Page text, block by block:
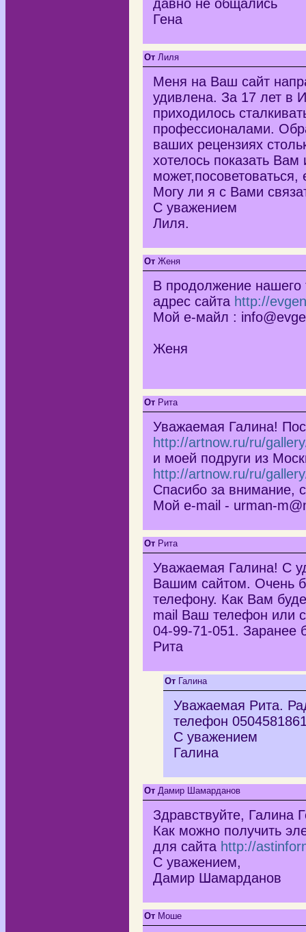
давно не общались
Гена
От Лиля
Меня на Ваш сайт
удивлена. За 17 лет в
приходилось
профессионалами.
ваших рецензиях
хотелось показать
Могу ли я с Вами
С уважением
Лиля.
От Женя
В продолжение нашего
адрес сайта http://
Мой е-майл :
Женя
От Рита
Уважаемая Галина!
http://artnow.ru/ru/
и моей подруги из
http://artnow.ru/ru/
Спасибо за внимание,
Мой e-mail - urman-
От Рита
Уважаемая Галина! С
Вашим сайтом. Очень
телефону. Как Вам
mail Ваш телефон или
04-99-71-051. Заранее
Рита
От Галина
Уважаемая Рита.
телефон
С уважением
Галина
От Дамир Шамарданов
Здравствуйте, Галина
Как можно получить
для сайта http://
С уважением,
Дамир Шамарданов
От Моше